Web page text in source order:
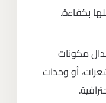
بكفاءة.
مكونات
أو وحدات